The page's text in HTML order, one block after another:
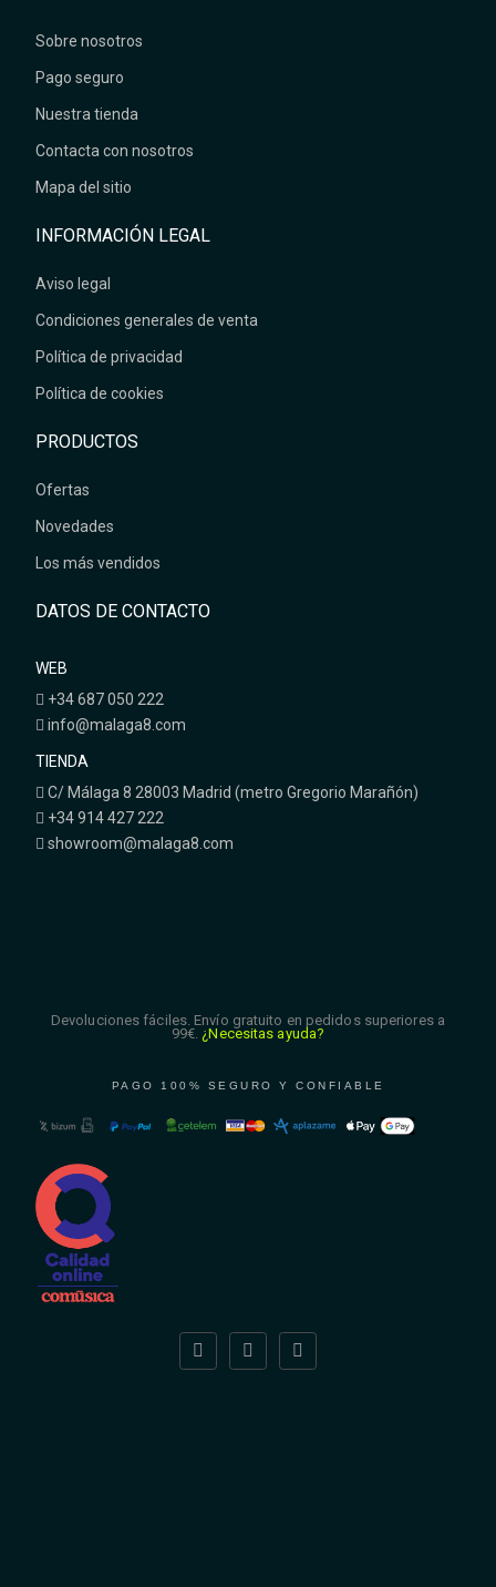
Sobre nosotros
Pago seguro
Nuestra tienda
Contacta con nosotros
Mapa del sitio
INFORMACIÓN LEGAL
Aviso legal
Condiciones generales de venta
Política de privacidad
Política de cookies
PRODUCTOS
Ofertas
Novedades
Los más vendidos
DATOS DE CONTACTO
WEB
+34 687 050 222
info@malaga8.com
TIENDA
C/ Málaga 8 28003 Madrid (metro Gregorio Marañón)
+34 914 427 222
showroom@malaga8.com
Devoluciones fáciles. Envío gratuito en pedidos superiores a
99€. ¿Necesitas ayuda?
PAGO 100% SEGURO Y CONFIABLE